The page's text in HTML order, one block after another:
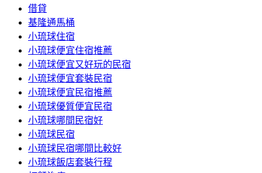
借貸
基隆通馬桶
小琉球住宿
小琉球便宜住宿推薦
小琉球便宜又好玩的民宿
小琉球便宜套裝民宿
小琉球便宜民宿推薦
小琉球優質便宜民宿
小琉球哪間民宿好
小琉球民宿
小琉球民宿哪間比較好
小琉球飯店套裝行程